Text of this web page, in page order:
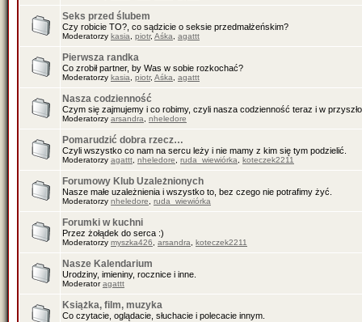
Seks przed ślubem
Czy robicie TO?, co sądzicie o seksie przedmałżeńskim?
Moderatorzy kasia piotr, Aśka agattt
Pierwsza randka
Co zrobił partner, by Was w sobie rozkochać?
Moderatorzy kasia piotr, Aśka agattt
Nasza codzienność
Czym się zajmujemy i co robimy, czyli nasza codzienność teraz i w
Moderatorzy arsandra nheledore
Pomarudzić dobra rzecz…
Czyli wszystko co nam na sercu leży i nie mamy z kim się tym podzielić.
Moderatorzy agattt nheledore ruda_wiewiórka koteczek2211
Forumowy Klub Uzależnionych
Nasze małe uzależnienia i wszystko to, bez czego nie potrafimy żyć.
Moderatorzy nheledore ruda_wiewiórka
Forumki w kuchni
Przez żołądek do serca :)
Moderatorzy myszka426 arsandra koteczek2211
Nasze Kalendarium
Urodziny, imieniny, rocznice i inne.
Moderatoragattt
Książka, film, muzyka
Co czytacie, oglądacie, słuchacie i polecacie innym.